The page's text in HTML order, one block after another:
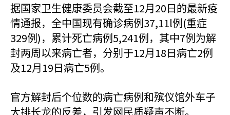
据国家卫生健康委员会截至12月 20 日的最新疫
情通报，全中国现有确诊病例 37,11l例 (重症
329例) ，累计死亡病例5,241例，其中7例为解
封两周以来病亡者，分别于12月 18 日病亡2例
及12月 19 日病亡5例。
官方解封后个位数的病亡病例和殡仪馆外车子
大排长龙的反差，引发网民质疑声不断。